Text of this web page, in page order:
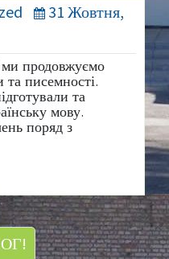
31 Жовтня,
ми продовжуємо
та писемності.
та
мову.
поряд з